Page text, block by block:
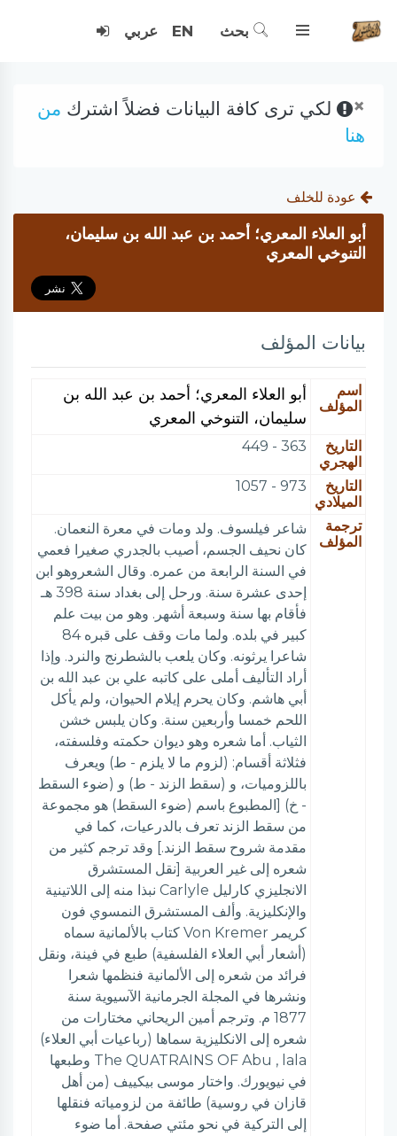
بحث EN عربي
× لكي ترى كافة البيانات فضلاً اشترك من
هنا
عودة للخلف
أبو العلاء المعري؛ أحمد بن عبد الله بن سليمان،
التنوخي المعري
بيانات المؤلف
اسم
المؤلف
أبو العلاء المعري؛ أحمد بن عبد الله بن
سليمان، التنوخي المعري
التاريخ
الهجري
363 - 449
التاريخ
الميلادي
973 - 1057
ترجمة
المؤلف
شاعر فيلسوف. ولد ومات في معرة النعمان.
كان نحيف الجسم، أصيب بالجدري صغيرا فعمي
في السنة الرابعة من عمره. وقال الشعروهو ابن
إحدى عشرة سنة. ورحل إلى بغداد سنة 398 هـ
فأقام بها سنة وسبعة أشهر. وهو من بيت علم
كبير في بلده. ولما مات وقف على قبره 84
شاعرا يرثونه. وكان يلعب بالشطرنج والنرد. وإذا
أراد التأليف أملى على كاتبه علي بن عبد الله بن
أبي هاشم. وكان يحرم إيلام الحيوان، ولم يأكل
اللحم خمسا وأربعين سنة. وكان يلبس خشن
الثياب. أما شعره وهو ديوان حكمته وفلسفته،
فثلاثة أقسام: (لزوم ما لا يلزم - ط) ويعرف
باللزوميات، و (سقط الزند - ط) و (ضوء السقط
- خ) [المطبوع باسم (ضوء السقط) هو مجموعة
من سقط الزند تعرف بالدرعيات، كما في
مقدمة شروح سقط الزند.] وقد ترجم كثير من
شعره إلى غير العربية [نقل المستشرق
الانجليزي كارليل Carlyle نبذا منه إلى اللاتينية
والإنكليزية. وألف المستشرق النمسوي فون
كريمر Von Kremer كتاب بالألمانية سماه
(أشعار أبي العلاء الفلسفية) طبع في فينة، ونقل
فرائد من شعره إلى الألمانية فنظمها شعرا
ونشرها في المجلة الجرمانية الآسيوية سنة
1877 م. وترجم أمين الريحاني مختارات من
شعره إلى الانكليزية سماها (رباعيات أبي العلاء)
The QUATRAINS OF Abu , lala وطبعها
في نيويورك. واختار موسى بيكييف (من أهل
قازان في روسية) طائفة من لزومياته فنقلها
إلى التركية في نحو مئتي صفحة. أما ضوء